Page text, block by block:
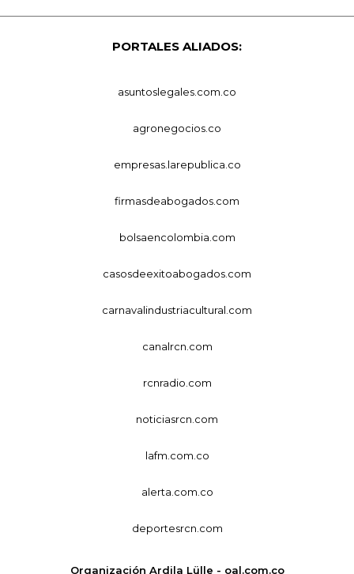
PORTALES ALIADOS:
asuntoslegales.com.co
agronegocios.co
empresas.larepublica.co
firmasdeabogados.com
bolsaencolombia.com
casosdeexitoabogados.com
carnavalindustriacultural.com
canalrcn.com
rcnradio.com
noticiasrcn.com
lafm.com.co
alerta.com.co
deportesrcn.com
Organización Ardila Lülle - oal.com.co